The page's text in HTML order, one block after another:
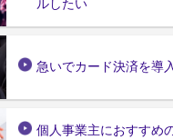
ルしたい
急いでカード決済を導
個人事業主におすすめ